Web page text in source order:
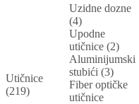
Utičnice
(219)
Uzidne dozne
(4)
Upodne
utičnice (2)
Aluminijumski
stubići (3)
Fiber optičke
utičnice